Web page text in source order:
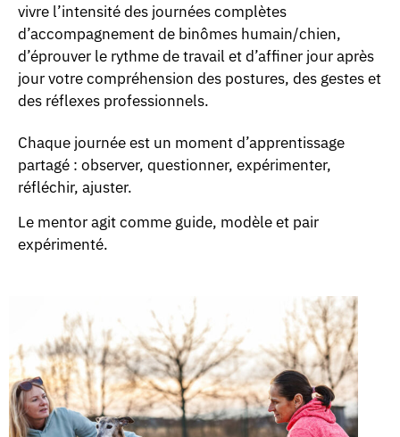
vivre l’intensité des journées complètes
d’accompagnement de binômes humain/chien,
d’éprouver le rythme de travail et d’affiner jour après
jour votre compréhension des postures, des gestes et
des réflexes professionnels.
Chaque journée est un moment d’apprentissage
partagé : observer, questionner, expérimenter,
réfléchir, ajuster.
Le mentor agit comme guide, modèle et pair
expérimenté.